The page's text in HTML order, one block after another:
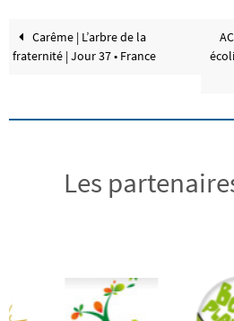
Carême | L’arbre de la
fraternité | Jour 37 • France
Les